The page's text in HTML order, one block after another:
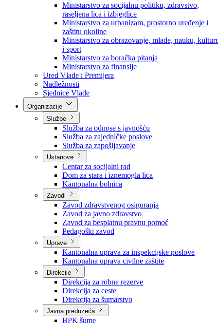
Ministarstvo za privredu
Ministarstvo za pravosuđe, upravu i radne odnose
Ministarstvo za unutrašnje poslove
Ministarstvo za socijalnu politiku, zdravstvo,
raseljena lica i izbjeglice
Ministarstvo za urbanizam, prostorno uređenje i
zaštitu okoline
Ministarstvo za obrazovanje, mlade, nauku,
i sport
Ministarstvo za boračka pitanja
Ministarstvo za finansije
Ured Vlade i Premijera
Nadležnosti
Sjednice Vlade
Službe
Služba za odnose s javnošću
Služba za zajedničke poslove
Služba za zapošljavanje
Ustanove
Centar za socijalni rad
Dom za stara i iznemogla lica
Kantonalna bolnica
Zavodi
Zavod zdravstvenog osiguranja
Zavod za javno zdravstvo
Zavod za besplatnu pravnu pomoć
Pedagoški zavod
Uprave
Kantonalna uprava za inspekcijske poslove
Kantonalna uprava civilne zaštite
Direkcije
Direkcija za robne rezerve
Direkcija za ceste